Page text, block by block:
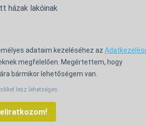
házak lakóinak
adataim kezeléséhez az Adatkezelési
megfelelően. Megértettem, hogy
bármikor lehetőségem van.
lesz lehetséges.